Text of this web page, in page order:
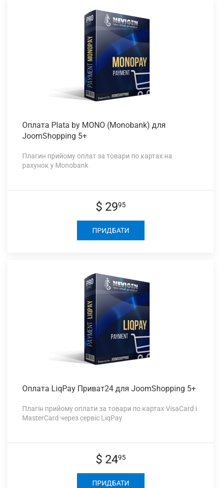
Оплата Plata by MONO (Monobank) для
JoomShopping 5+
Плагин прийому оплат за товари по картах на
рахунок у Monobank
$ 2995
ПРИДБАТИ
Оплата LiqPay Приват24 для JoomShopping 5+
Плагін прийому оплати за товари по картах VisaCard і
MasterCard через сервіс LiqPay
$ 2495
ПРИДБАТИ